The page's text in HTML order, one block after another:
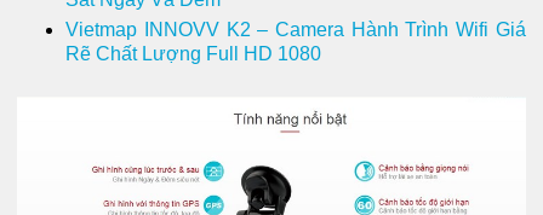
Vietmap INNOVV K2 – Camera Hành Trình Wifi Giá
Rẽ Chất Lượng Full HD 1080